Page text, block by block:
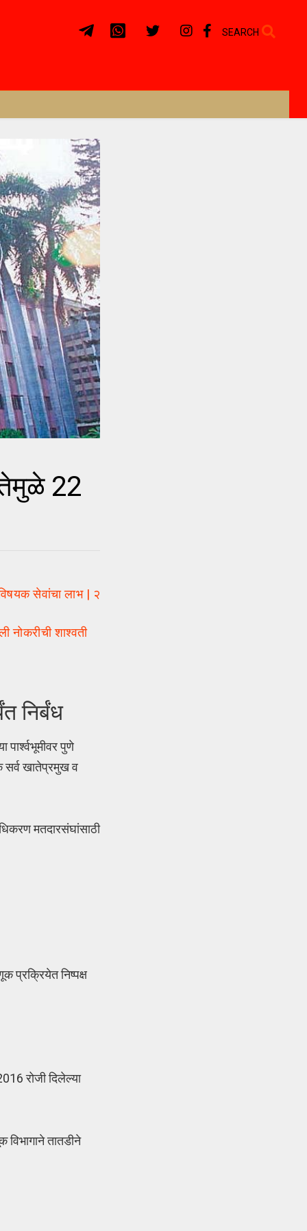
SEARCH
22
सेवांचा लाभ | २
नोकरीची शाश्वती
निर्बंध
पार्श्वभूमीवर पुणे
सर्व खातेप्रमुख व
मतदारसंघांसाठी
प्रक्रियेत निष्पक्ष
रोजी दिलेल्या
विभागाने तातडीने